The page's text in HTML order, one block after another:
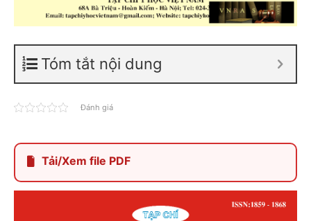
Tóm tắt nội dung
Đánh giá
Tải/Xem file PDF